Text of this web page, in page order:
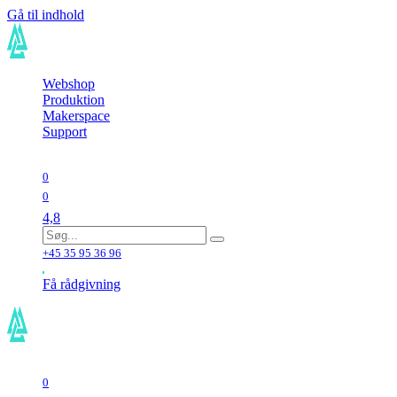
Gå til indhold
Webshop
Produktion
Makerspace
Support
0
0
4,8
+45 35 95 36 96
Få rådgivning
0